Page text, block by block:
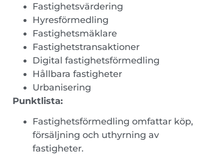
Fastighetsvärdering
Hyresförmedling
Fastighetsmäklare
Fastighetstransaktioner
Digital fastighetsförmedling
Hållbara fastigheter
Urbanisering
Punktlista:
Fastighetsförmedling omfattar köp,
försäljning och uthyrning av
fastigheter.